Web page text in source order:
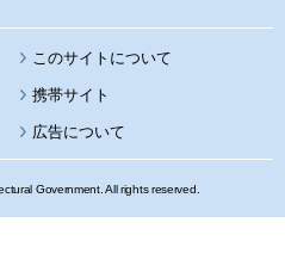
このサイトについて
携帯サイト
広告について
Government. All rights reserved.